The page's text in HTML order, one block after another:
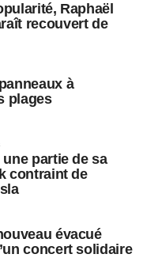
Raphaël
recouvert de
à
plages
partie de sa
contraint de
évacué
concert solidaire